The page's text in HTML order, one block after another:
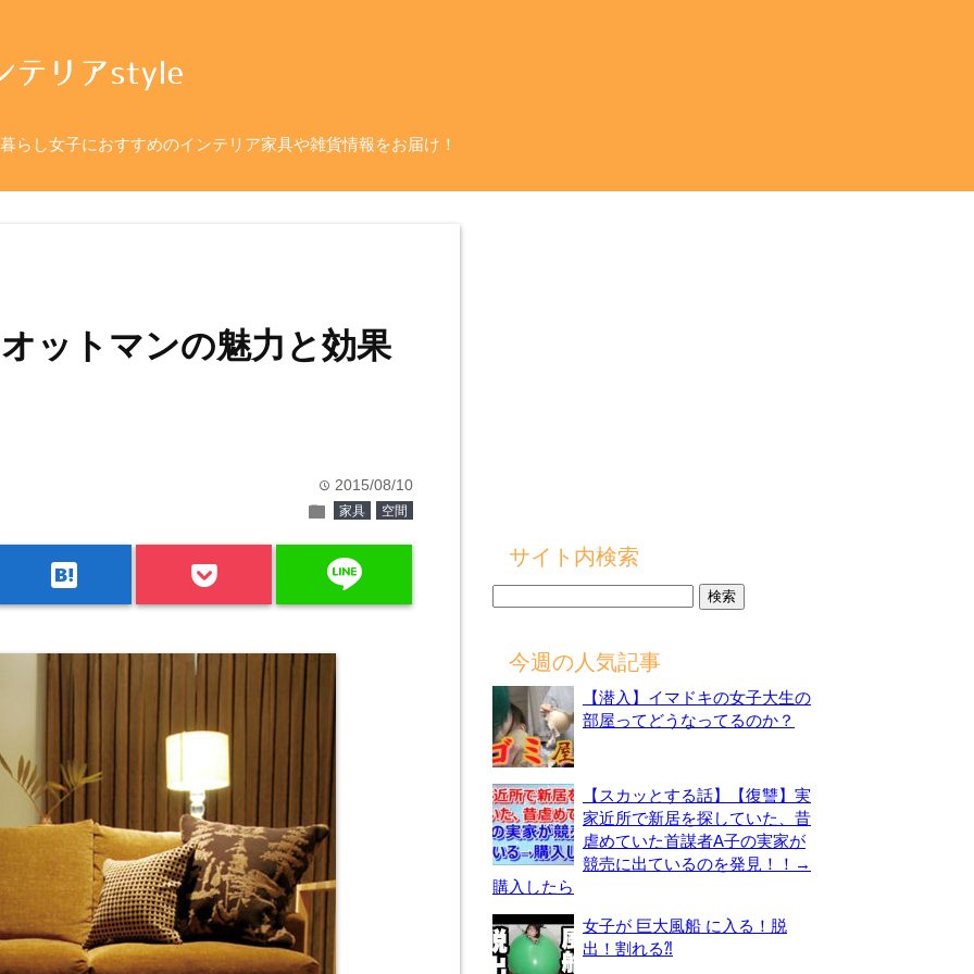
らし女子におすすめのインテリア家具や雑貨情報をお届け！
ットマンの魅力と効果
time 2015/08/10
folder 家具 空間
hatenabookmark line サイト内検索
今週の人気記事
【潜入】イマドキの女子大生の
部屋ってどうなってるのか？
【スカッとする話】【復讐】実
家近所で新居を探していた、昔
虐めていた首謀者A子の実家が
競売に出ているのを発見！！→
購入したら
女子が 巨大風船 に入る！脱
出！割れる⁈